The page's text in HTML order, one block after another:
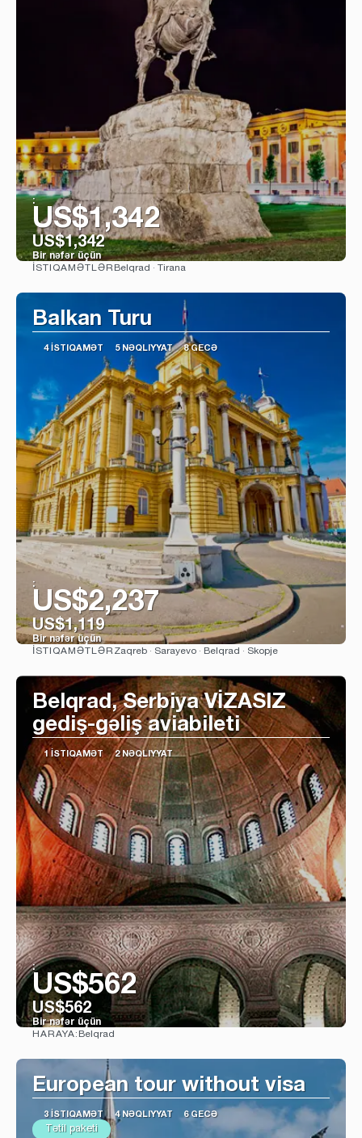
:
US$1,342
US$1,342
Bir nəfər üçün
İSTIQAMƏTLƏR Belqrad · Tirana
Balkan Turu
4 İSTIQAMƏT 5 NƏQLIYYAT 8 GECƏ
:
US$2,237
US$1,119
Bir nəfər üçün
İSTIQAMƏTLƏR Zaqreb · Sarayevo · Belqrad · Skopje
Belqrad, Serbiya VİZASIZ
gediş-gəliş aviabileti
1 İSTIQAMƏT 2 NƏQLIYYAT
:
US$562
US$562
Bir nəfər üçün
HARAYA: Belqrad
European tour without visa
3 İSTIQAMƏT 4 NƏQLIYYAT 6 GECƏ
Tətil paketi